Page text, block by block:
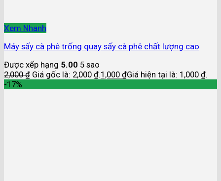
Xem Nhanh
Máy sấy cà phê trống quay sấy cà phê chất lượng cao
Được xếp hạng 5.00 5 sao
2,000₫ Giá gốc là: 2,000 ₫.1,000 ₫Giá hiện tại là: 1,000 ₫.
-17%